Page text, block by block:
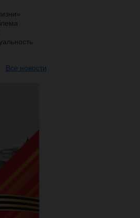
Все новости